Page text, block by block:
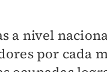
a nivel
por cada